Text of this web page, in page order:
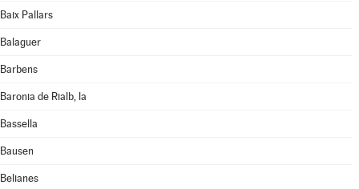
Baix Pallars
Balaguer
Barbens
Baronia de Rialb, la
Bassella
Bausen
Belianes